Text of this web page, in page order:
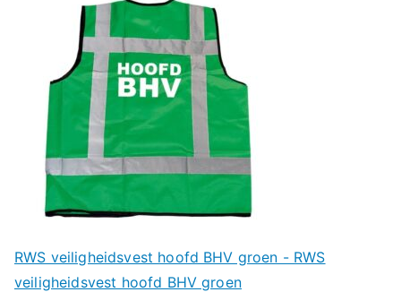
RWS veiligheidsvest hoofd BHV groen - RWS
veiligheidsvest hoofd BHV groen